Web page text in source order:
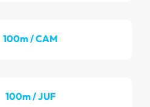
100m / CAM
100m / JUF